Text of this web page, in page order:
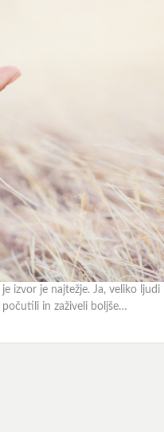
izvor je najtežje. Ja, veliko ljudi
počutili in zaživeli boljše…